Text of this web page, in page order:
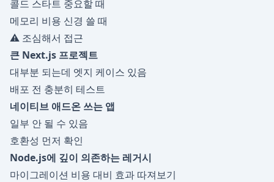
콜드 스타트 중요할 때
메모리 비용 신경 쓸 때
⚠️ 조심해서 접근
큰 Next.js 프로젝트
대부분 되는데 엣지 케이스 있음
배포 전 충분히 테스트
네이티브 애드온 쓰는 앱
일부 안 될 수 있음
호환성 먼저 확인
Node.js에 깊이 의존하는 레거시
마이그레이션 비용 대비 효과 따져보기